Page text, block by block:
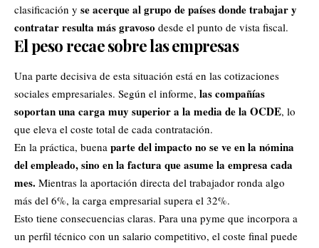
clasificación y se acerque al grupo de países donde trabajar y
contratar resulta más gravoso desde el punto de vista fiscal.
El peso recae sobre las empresas
Una parte decisiva de esta situación está en las cotizaciones
sociales empresariales. Según el informe, las compañías
soportan una carga muy superior a la media de la OCDE, lo
que eleva el coste total de cada contratación.
En la práctica, buena parte del impacto no se ve en la nómina
del empleado, sino en la factura que asume la empresa cada
mes. Mientras la aportación directa del trabajador ronda algo
más del 6%, la carga empresarial supera el 32%.
Esto tiene consecuencias claras. Para una pyme que incorpora a
un perfil técnico con un salario competitivo, el coste final puede